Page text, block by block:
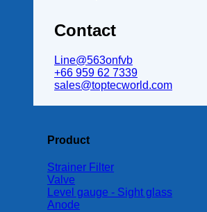
Contact
Line@563onfvb
+66 959 62 7339
sales@toptecworld.com
Product
Strainer Filter
Valve
Level gauge - Sight glass
Anode